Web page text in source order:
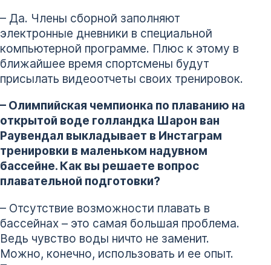
– Да. Члены сборной заполняют
электронные дневники в специальной
компьютерной программе. Плюс к этому в
ближайшее время спортсмены будут
присылать видеоотчеты своих тренировок.
– Олимпийская чемпионка по плаванию на
открытой воде голландка Шарон ван
Раувендал выкладывает в Инстаграм
тренировки в маленьком надувном
бассейне. Как вы решаете вопрос
плавательной подготовки?
– Отсутствие возможности плавать в
бассейнах – это самая большая проблема.
Ведь чувство воды ничто не заменит.
Можно, конечно, использовать и ее опыт.